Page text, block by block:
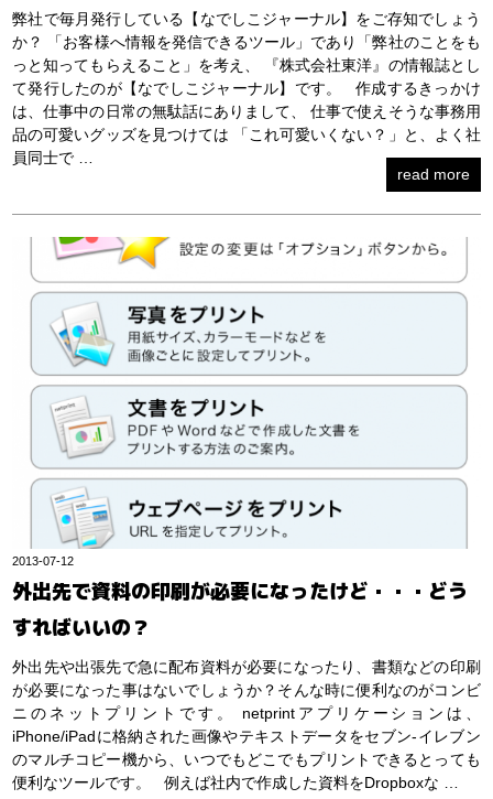
弊社で毎月発行している【なでしこジャーナル】をご存知でしょう
か？ 「お客様へ情報を発信できるツール」であり「弊社のことをも
っと知ってもらえること」を考え、 『株式会社東洋』の情報誌とし
て発行したのが【なでしこジャーナル】です。 作成するきっかけ
は、仕事中の日常の無駄話にありまして、 仕事で使えそうな事務用
品の可愛いグッズを見つけては 「これ可愛いくない？」と、よく社
員同士で …
read more
2013-07-12
外出先で資料の印刷が必要になったけど・・・どう
すればいいの？
外出先や出張先で急に配布資料が必要になったり、書類などの印刷
が必要になった事はないでしょうか？そんな時に便利なのがコンビ
ニのネットプリントです。 netprintアプリケーションは、
iPhone/iPadに格納された画像やテキストデータをセブン-イレブン
のマルチコピー機から、いつでもどこでもプリントできるとっても
便利なツールです。 例えば社内で作成した資料をDropboxな …